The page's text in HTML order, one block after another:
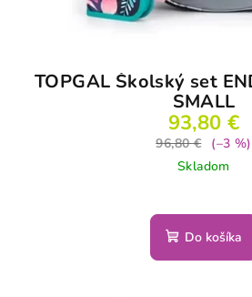
TOPGAL Školský set
SMALL
93,80 €
96,80 €
(–3 %)
Skladom
Do košíka